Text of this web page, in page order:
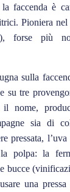
faccenda è
Pioniera
forse più
sulla
su tre
il nome,
sia di
pressata,
polpa: la
bucce
una pressa